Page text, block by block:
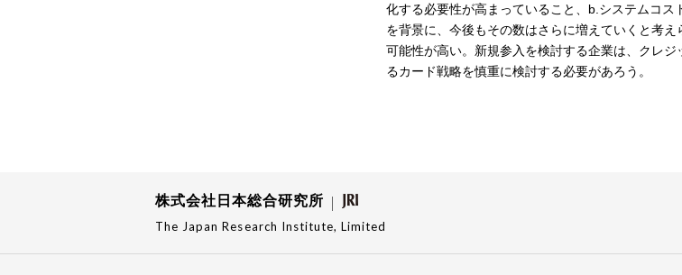
化する必要性が高まっていること、b.システムコ
を背景に、今後もその数はさらに増えていくと考
可能性が高い。新規参入を検討する企業は、クレ
るカード戦略を慎重に検討する必要があろう。
株式会社日本総合研究所
The Japan Research Institute, Limited